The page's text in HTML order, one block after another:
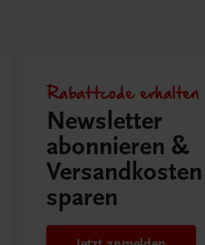
Rabattcode erhalten
Newsletter
abonnieren &
Versandkosten
sparen